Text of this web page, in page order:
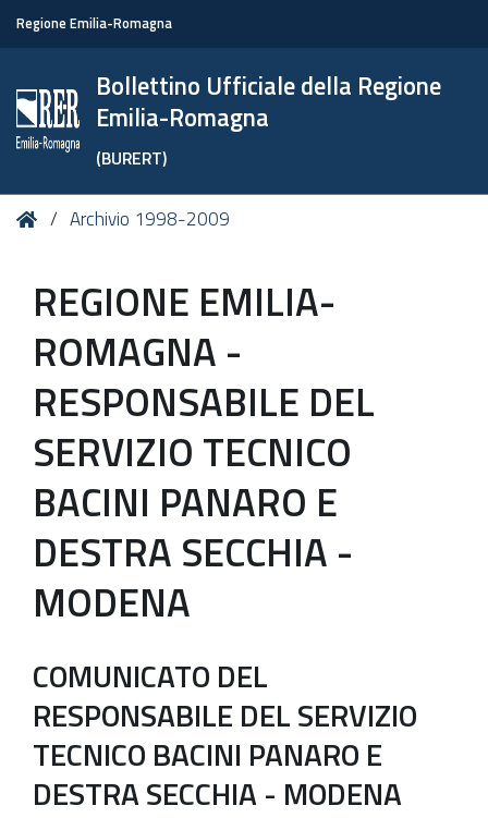
Regione Emilia-Romagna
Bollettino Ufficiale della Regione
Emilia-Romagna
(BURERT)
Tu HomeArchivio 1998-2009
REGIONE EMILIA-
ROMAGNA -
RESPONSABILE DEL
SERVIZIO TECNICO
BACINI PANARO E
DESTRA SECCHIA -
MODENA
COMUNICATO DEL
RESPONSABILE DEL SERVIZIO
TECNICO BACINI PANARO E
DESTRA SECCHIA - MODENA